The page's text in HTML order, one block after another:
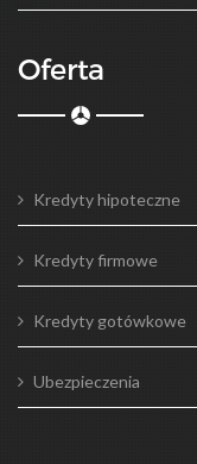
Oferta
Kredyty hipoteczne
Kredyty firmowe
Kredyty gotówkowe
Ubezpieczenia